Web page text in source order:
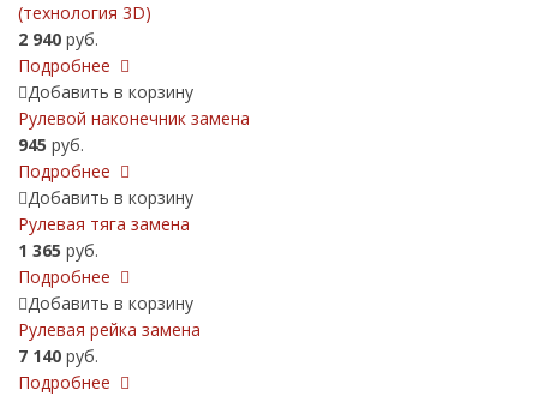
(технология 3D)
2 940 руб.
Подробнее
Добавить в корзину
Рулевой наконечник замена
945 руб.
Подробнее
Добавить в корзину
Рулевая тяга замена
1 365 руб.
Подробнее
Добавить в корзину
Рулевая рейка замена
7 140 руб.
Подробнее